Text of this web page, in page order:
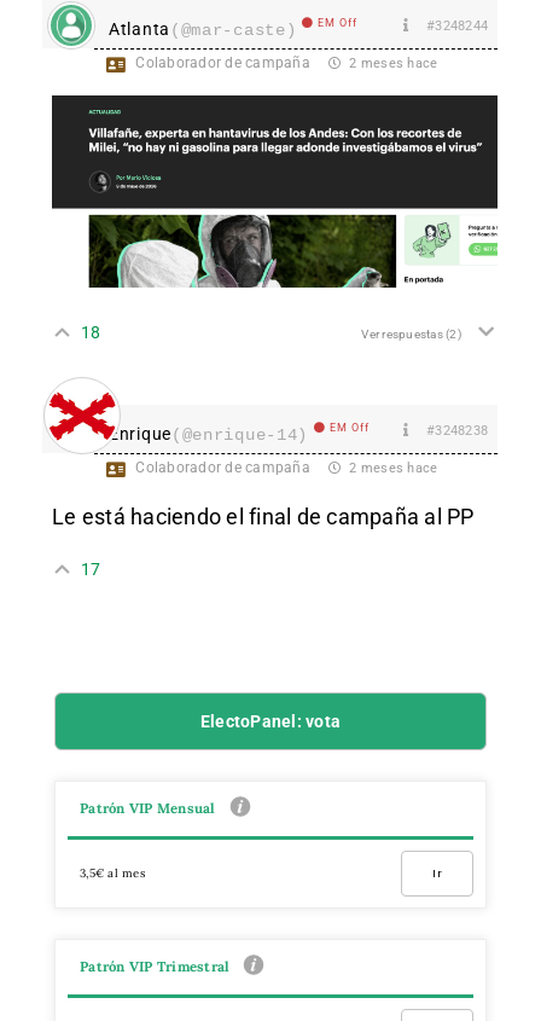
Atlanta (@mar-caste) EM Off #3248244
Colaborador de campaña 2 meses hace
18 Ver respuestas(2)
Enrique(@enrique-14) EM Off #3248238
Colaborador de campaña 2 meses hace
Le está haciendo el final de campaña al PP
17
ElectoPanel: vota
Patrón VIP Mensual
3,5€ al mes Ir
Patrón VIP Trimestral